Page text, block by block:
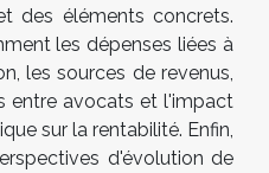
des éléments concrets.
les dépenses liées à
les sources de revenus,
entre avocats et l'impact
sur la rentabilité. Enfin,
d'évolution de